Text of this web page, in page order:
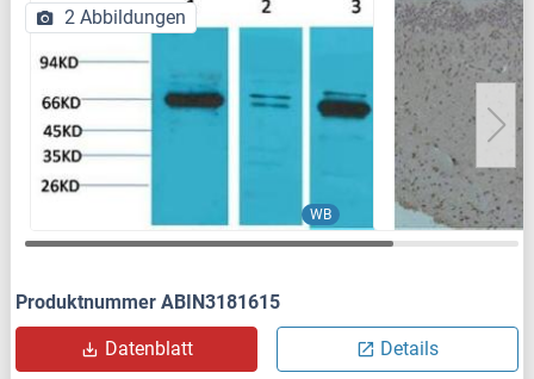
WB
2 Abbildungen
Produktnummer ABIN3181615
Datenblatt Details